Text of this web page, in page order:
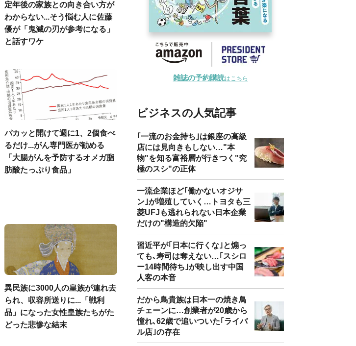
定年後の家族との向き合い方が
わからない...そう悩む人に佐藤
優が「鬼滅の刃が参考になる」
と話すワケ
パカッと開けて週に1、2個食べ
るだけ...がん専門医が勧める
「大腸がんを予防するオメガ脂
肪酸たっぷり食品」
異民族に3000人の皇族が連れ去
られ、収容所送りに...「戦利
品」になった女性皇族たちがた
どった悲惨な結末
雑誌の予約購読はこちら
ビジネスの人気記事
｢一流のお金持ち｣は銀座の高級
店には見向きもしない…"本
物"を知る富裕層が行きつく"究
極のスシ"の正体
一流企業ほど｢働かないオジサ
ン｣が増殖していく…トヨタも三
菱UFJも逃れられない日本企業
だけの"構造的欠陥"
習近平が｢日本に行くな｣と煽っ
ても､寿司は奪えない…｢スシロ
ー14時間待ち｣が映し出す中国
人客の本音
だから鳥貴族は日本一の焼き鳥
チェーンに…創業者が20歳から
憧れ､62歳で追いついた｢ライバ
ル店｣の存在